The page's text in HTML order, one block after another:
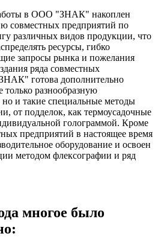
в ООО "ЗНАК" накоплен
совместных предприятий по
различных видов продукции, что
ресурсы, гибко
запросы рынка и пожелания
ряда совместных
готова дополнительно
только разнообразную
и такие специальные методы
от подделок, как термоусадочные
голограммой. Кроме
предприятий в настоящее время
оборудование и освоен
методом флексографии и ряд
многое было